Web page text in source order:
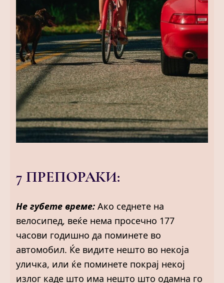
7 ПРЕПОРАКИ:
Не губете време: Ако седнете на
велосипед, веќе нема просечно 177
часови годишно да поминете во
автомобил. Ќе видите нешто во некоја
уличка, или ќе поминете покрај некој
излог каде што има нешто што одамна го